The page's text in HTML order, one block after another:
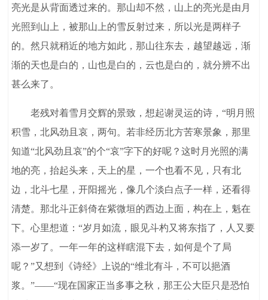
亮光是从背面透过来的。那山却不然，山上的亮光是由月
光照到山上，被那山上的雪反射过来，所以光是两样子
的。然只就稍近的地方如此，那山往东去，越望越远，渐
渐的天也是白的，山也是白的，云也是白的，就分辨不出
甚么来了。
老残对着雪月交辉的景致，想起谢灵运的诗，“明月照
积雪，北风劲且哀，两句。若非经历北方苦寒景象，那里
知道“北风劲且哀”的个“哀”字下的好呢？这时月光照的满
地的亮，抬起头来，天上的星，一个也看不见，只有北
边，北斗七星，开阳摇光，像几个淡白点子一样，还看得
清楚。那北斗正斜倚在紫微垣的西边上面，构在上，魁在
下。心里想道：“岁月如流，眼见斗杓又将东指了，人又要
添一岁了。一年一年的这样瞎混下去，如何是个了局
呢？”又想到《诗经》上说的“维北有斗，不可以挹酒
浆。”——“现在国家正当多事之秋，那王公大臣只是恐怕